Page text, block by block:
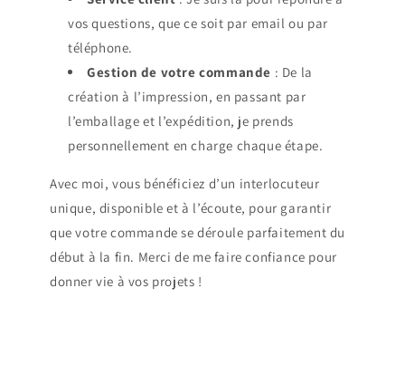
vos questions, que ce soit par email ou par
téléphone.
Gestion de votre commande : De la
création à l’impression, en passant par
l’emballage et l’expédition, je prends
personnellement en charge chaque étape.
Avec moi, vous bénéficiez d’un interlocuteur
unique, disponible et à l’écoute, pour garantir
que votre commande se déroule parfaitement du
début à la fin. Merci de me faire confiance pour
donner vie à vos projets !